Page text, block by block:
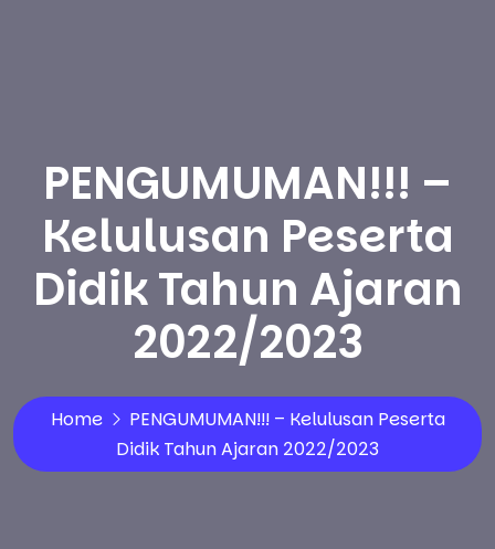
PENGUMUMAN!!! –
Kelulusan Peserta
Didik Tahun Ajaran
2022/2023
Home
PENGUMUMAN!!! – Kelulusan Peserta
Didik Tahun Ajaran 2022/2023